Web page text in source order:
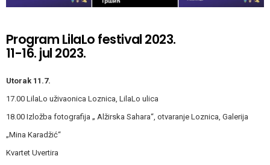
Program LilaLo festival 2023.
11-16. jul 2023.
Utorak 11.7.
17.00 LilaLo uživaonica Loznica, LilaLo ulica
18.00 Izložba fotografija „ Alžirska Sahara“, otvaranje Loznica, Galerija
„Mina Karadžić“
Kvartet Uvertira